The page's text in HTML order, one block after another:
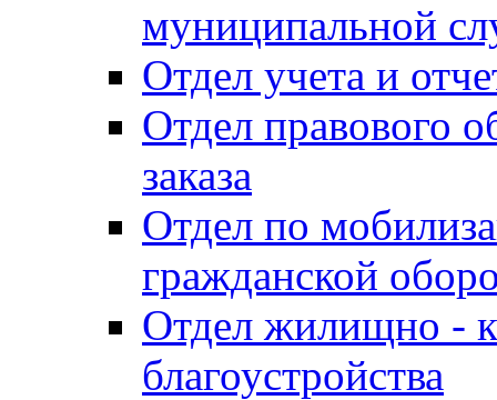
муниципальной
Отдел учета и
Отдел правового
заказа
Отдел по
гражданской
Отдел жилищно -
благоустройства